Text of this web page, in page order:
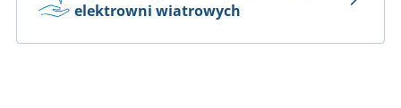
elektrowni wiatrowych